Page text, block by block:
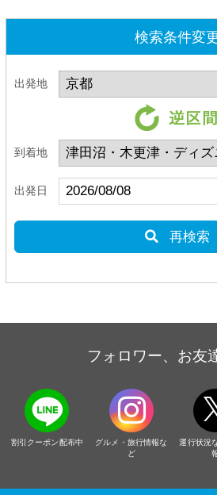
検索条件変
出発地
到着地
出発日
再検索
フォロワー、お友
割引クーポン配布中
グルメ・旅行情報な
ど
運行状況